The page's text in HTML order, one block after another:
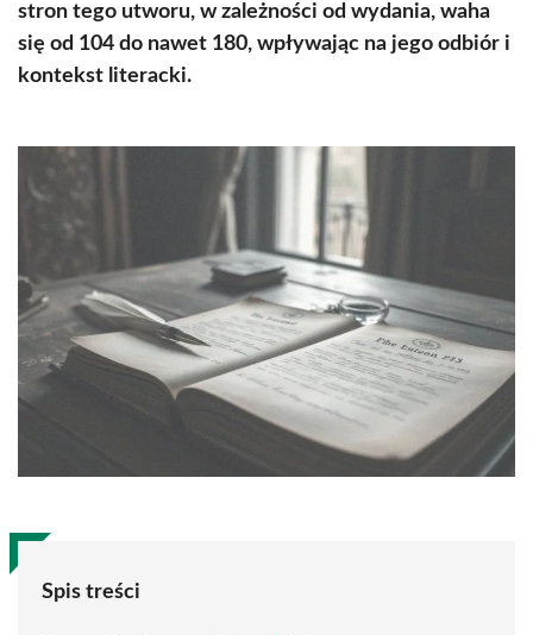
stron tego utworu, w zależności od wydania, waha
się od 104 do nawet 180, wpływając na jego odbiór i
kontekst literacki.
Spis treści